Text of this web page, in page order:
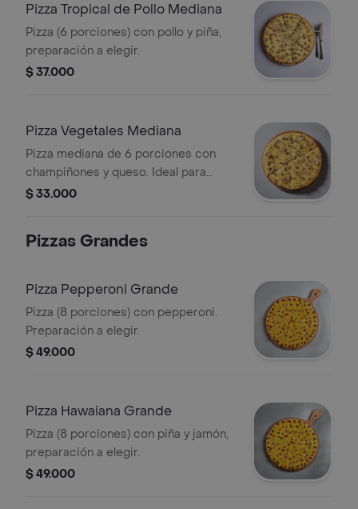
Pizza Tropical de Pollo Mediana
Pizza (6 porciones) con pollo y piña,
preparación a elegir.
$ 37.000
Pizza Vegetales Mediana
Pizza mediana de 6 porciones con
champiñones y queso. Ideal para
compartir.
$ 33.000
Pizzas Grandes
Pizza Pepperoni Grande
Pizza (8 porciones) con pepperoni.
Preparación a elegir.
$ 49.000
Pizza Hawaiana Grande
Pizza (8 porciones) con piña y jamón,
preparación a elegir.
$ 49.000